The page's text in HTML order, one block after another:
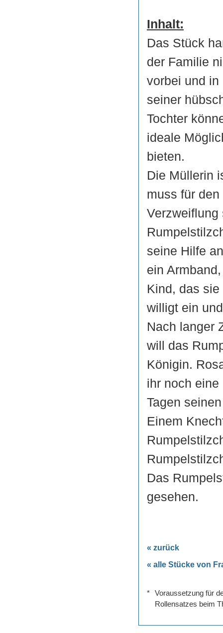
Inhalt:
Das Stück
der Familie
vorbei und in
seiner
Tochter
ideale
bieten.
Die Müllerin
muss für
seine Hilfe
ein
Kind, das
willigt ein
Nach langer
will das
Königin.
ihr noch
Tagen
Einem
Das
gesehen.
« zurück
« alle Stücke von
*
Voraussetzung für
Rollensatzes beim